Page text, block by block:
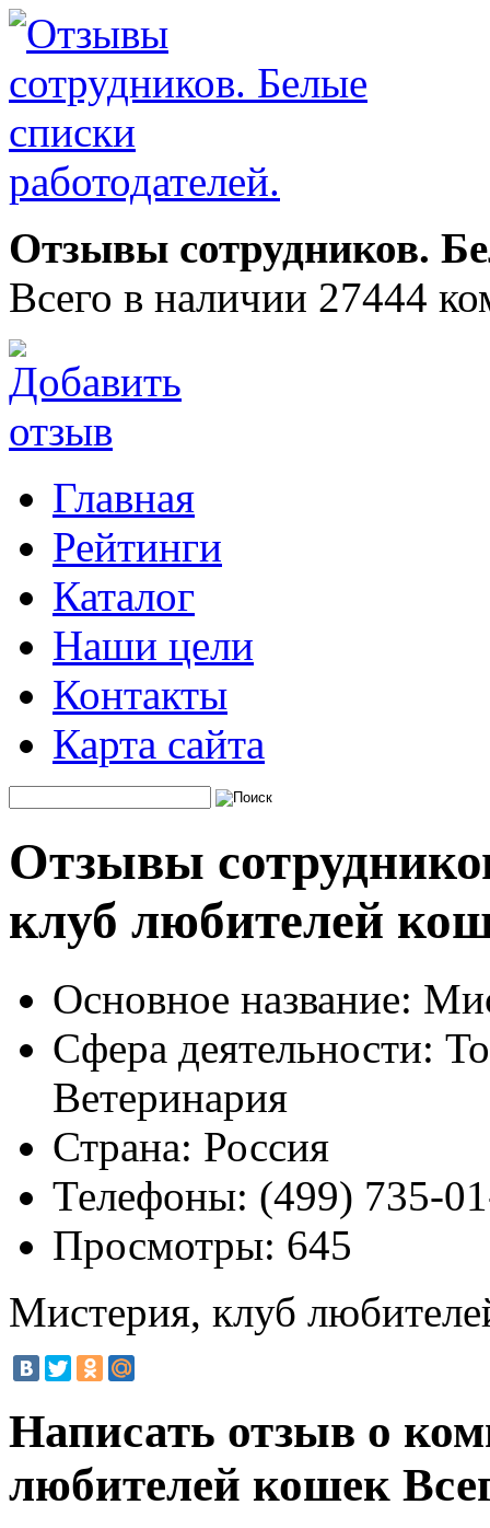
Отзывы сотрудников.
Всего в наличии 27444
Главная
Рейтинги
Каталог
Наши цели
Контакты
Карта сайта
Отзывы
клуб любителей
Основное название:
Сфера деятельности:
Ветеринария
Страна: Россия
Телефоны: (499) 735-
Просмотры: 645
Мистерия, клуб
Написать отзыв о
любителей кошек